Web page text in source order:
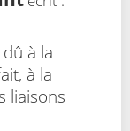
dû à la
à la
liaisons